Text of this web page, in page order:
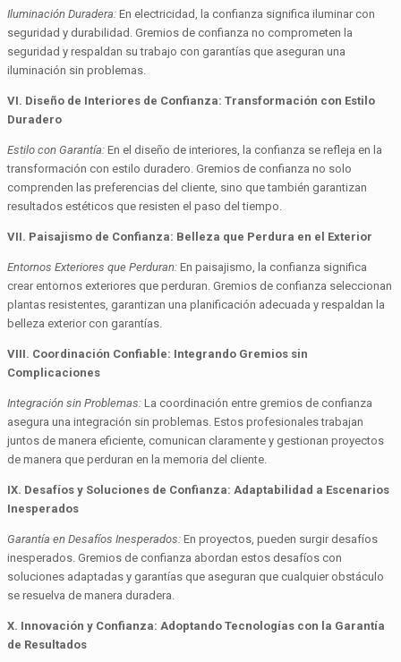
Iluminación Duradera: En electricidad, la confianza significa iluminar con
seguridad y durabilidad. Gremios de confianza no comprometen la
seguridad y respaldan su trabajo con garantías que aseguran una
iluminación sin problemas.
VI. Diseño de Interiores de Confianza: Transformación con Estilo
Duradero
Estilo con Garantía: En el diseño de interiores, la confianza se refleja en la
transformación con estilo duradero. Gremios de confianza no solo
comprenden las preferencias del cliente, sino que también garantizan
resultados estéticos que resisten el paso del tiempo.
VII. Paisajismo de Confianza: Belleza que Perdura en el Exterior
Entornos Exteriores que Perduran: En paisajismo, la confianza significa
crear entornos exteriores que perduran. Gremios de confianza seleccionan
plantas resistentes, garantizan una planificación adecuada y respaldan la
belleza exterior con garantías.
VIII. Coordinación Confiable: Integrando Gremios sin
Complicaciones
Integración sin Problemas: La coordinación entre gremios de confianza
asegura una integración sin problemas. Estos profesionales trabajan
juntos de manera eficiente, comunican claramente y gestionan proyectos
de manera que perduran en la memoria del cliente.
IX. Desafíos y Soluciones de Confianza: Adaptabilidad a Escenarios
Inesperados
Garantía en Desafíos Inesperados: En proyectos, pueden surgir desafíos
inesperados. Gremios de confianza abordan estos desafíos con
soluciones adaptadas y garantías que aseguran que cualquier obstáculo
se resuelva de manera duradera.
X. Innovación y Confianza: Adoptando Tecnologías con la Garantía
de Resultados